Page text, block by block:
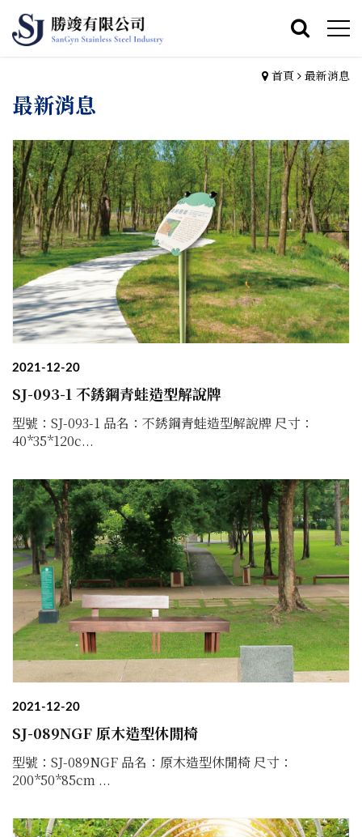
首頁 最新消息
最新消息
2021-12-20
SJ-093-1 不銹鋼青蛙造型解說牌
型號：​SJ-093-1 品名：不銹鋼青蛙造型解說牌 尺寸：
40*35*120c...
2021-12-20
SJ-089NGF 原木造型休閒椅
型號：SJ-089NGF 品名：原木造型休閒椅 尺寸：
200*50*85cm ...